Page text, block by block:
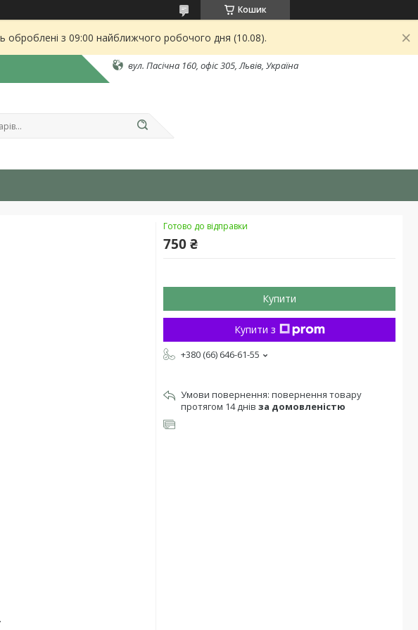
Кошик
оброблені з 09:00 найближчого робочого дня (10.08).
вул. Пасічна 160, офіс 305, Львів, Україна
Готово до відправки
750 ₴
Купити
Купити з
+380 (66) 646-61-55
повернення товару
протягом 14 днів за домовленістю